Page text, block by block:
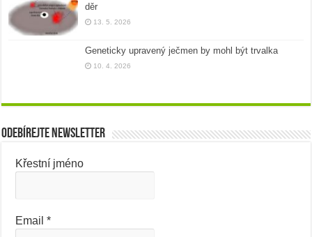
děr
13. 5. 2026
Geneticky upravený ječmen by mohl být trvalka
10. 4. 2026
Odebírejte newsletter
Křestní jméno
Email*